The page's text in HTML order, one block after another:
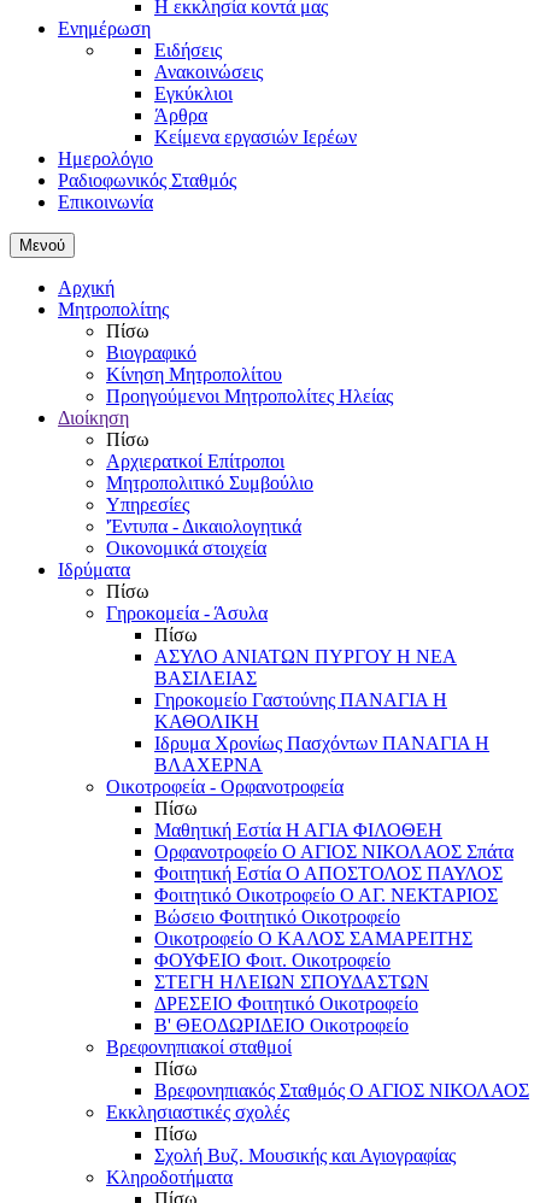
Η εκκλησία κοντά μας
Ενημέρωση
Ειδήσεις
Ανακοινώσεις
Εγκύκλιοι
Άρθρα
Κείμενα εργασιών Ιερέων
Ημερολόγιο
Ραδιοφωνικός Σταθμός
Επικοινωνία
Μενού
Αρχική
Μητροπολίτης
Πίσω
Βιογραφικό
Κίνηση Μητροπολίτου
Προηγούμενοι Μητροπολίτες Ηλείας
Διοίκηση
Πίσω
Αρχιερατκοί Επίτροποι
Μητροπολιτικό Συμβούλιο
Υπηρεσίες
'Έντυπα - Δικαιολογητικά
Οικονομικά στοιχεία
Ιδρύματα
Πίσω
Γηροκομεία - Άσυλα
Πίσω
ΑΣΥΛΟ ΑΝΙΑΤΩΝ ΠΥΡΓΟΥ Η ΝΕΑ
ΒΑΣΙΛΕΙΑΣ
Γηροκομείο Γαστούνης ΠΑΝΑΓΙΑ Η
ΚΑΘΟΛΙΚΗ
Ιδρυμα Χρονίως Πασχόντων ΠΑΝΑΓΙΑ Η
ΒΛΑΧΕΡΝΑ
Οικοτροφεία - Ορφανοτροφεία
Πίσω
Μαθητική Εστία Η ΑΓΙΑ ΦΙΛΟΘΕΗ
Ορφανοτροφείο Ο ΑΓΙΟΣ ΝΙΚΟΛΑΟΣ Σπάτα
Φοιτητική Εστία Ο ΑΠΟΣΤΟΛΟΣ ΠΑΥΛΟΣ
Φοιτητικό Οικοτροφείο Ο ΑΓ. ΝΕΚΤΑΡΙΟΣ
Βώσειο Φοιτητικό Οικοτροφείο
Οικοτροφείο Ο ΚΑΛΟΣ ΣΑΜΑΡΕΙΤΗΣ
ΦΟΥΦΕΙΟ Φοιτ. Οικοτροφείο
ΣΤΕΓΗ ΗΛΕΙΩΝ ΣΠΟΥΔΑΣΤΩΝ
ΔΡΕΣΕΙΟ Φοιτητικό Οικοτροφείο
Β' ΘΕΟΔΩΡΙΔΕΙΟ Οικοτροφείο
Βρεφονηπιακοί σταθμοί
Πίσω
Βρεφονηπιακός Σταθμός Ο ΑΓΙΟΣ ΝΙΚΟΛΑΟΣ
Εκκλησιαστικές σχολές
Πίσω
Σχολή Βυζ. Μουσικής και Αγιογραφίας
Κληροδοτήματα
Πίσω